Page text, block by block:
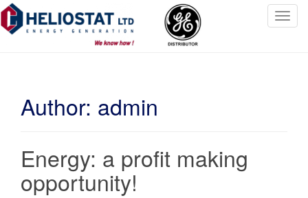
T
Author: admin
Energy: a profit making
opportunity!